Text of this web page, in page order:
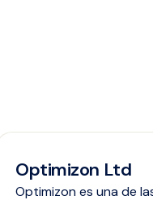
Optimizon Ltd
Optimizon es una de